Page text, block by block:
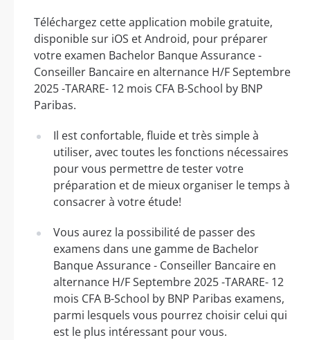
Téléchargez cette application mobile gratuite,
disponible sur iOS et Android, pour préparer
votre examen Bachelor Banque Assurance -
Conseiller Bancaire en alternance H/F Septembre
2025 -TARARE- 12 mois CFA B-School by BNP
Paribas.
Il est confortable, fluide et très simple à
utiliser, avec toutes les fonctions nécessaires
pour vous permettre de tester votre
préparation et de mieux organiser le temps à
consacrer à votre étude!
Vous aurez la possibilité de passer des
examens dans une gamme de Bachelor
Banque Assurance - Conseiller Bancaire en
alternance H/F Septembre 2025 -TARARE- 12
mois CFA B-School by BNP Paribas examens,
parmi lesquels vous pourrez choisir celui qui
est le plus intéressant pour vous.